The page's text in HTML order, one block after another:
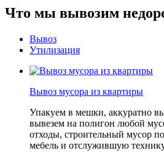
Что мы вывозим
Вывоз
Утилизация
Вывоз мусора из квартиры
Упакуем в мешки, аккуратно
вывезем на полигон любой
отходы, строительный мусор
мебель и отслужившую